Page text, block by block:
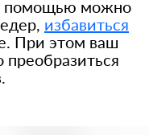
помощью можно
избавиться
При этом ваш